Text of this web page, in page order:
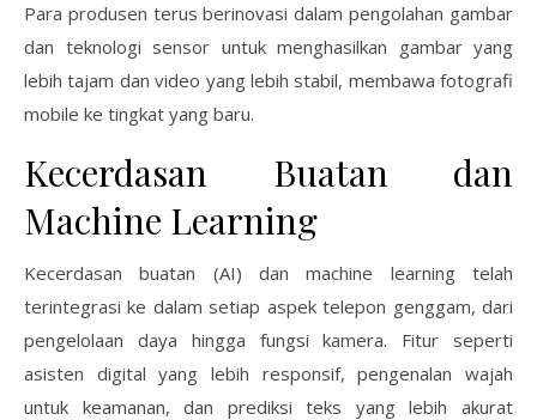
Para produsen terus berinovasi dalam pengolahan gambar
dan teknologi sensor untuk menghasilkan gambar yang
lebih tajam dan video yang lebih stabil, membawa fotografi
mobile ke tingkat yang baru.
Kecerdasan Buatan dan
Machine Learning
Kecerdasan buatan (AI) dan machine learning telah
terintegrasi ke dalam setiap aspek telepon genggam, dari
pengelolaan daya hingga fungsi kamera. Fitur seperti
asisten digital yang lebih responsif, pengenalan wajah
untuk keamanan, dan prediksi teks yang lebih akurat